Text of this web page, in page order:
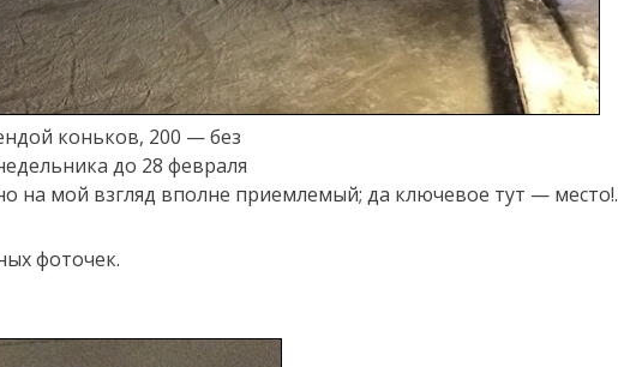
коньков, 200 — без
до 28 февраля
на мой взгляд вполне приемлемый; да ключевое тут — место!.
фоточек.